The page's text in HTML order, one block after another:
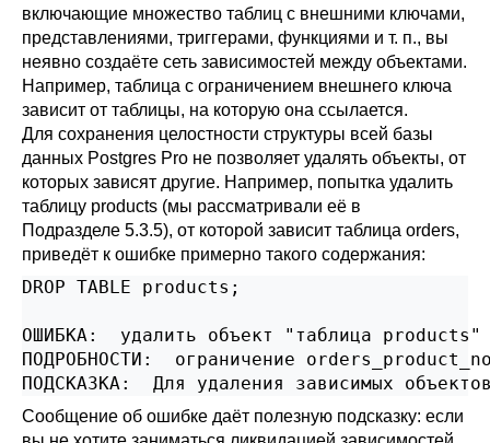
включающие множество таблиц с внешними ключами,
представлениями, триггерами, функциями и т. п., вы
неявно создаёте сеть зависимостей между объектами.
Например, таблица с ограничением внешнего ключа
зависит от таблицы, на которую она ссылается.
Для сохранения целостности структуры всей базы
данных Postgres Pro не позволяет удалять объекты, от
которых зависят другие. Например, попытка удалить
таблицу products (мы рассматривали её в
Подразделе 5.3.5), от которой зависит таблица orders,
приведёт к ошибке примерно такого содержания:
DROP TABLE products;
ОШИБКА:  удалить объект "таблица
ПОДРОБНОСТИ:  ограничение
Сообщение об ошибке даёт полезную подсказку: если